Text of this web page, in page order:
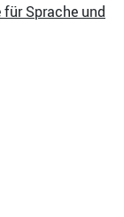
Sprache und